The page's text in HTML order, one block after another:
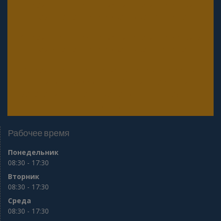
Рабочее время
Понедельник
08:30 - 17:30
Вторник
08:30 - 17:30
Среда
08:30 - 17:30